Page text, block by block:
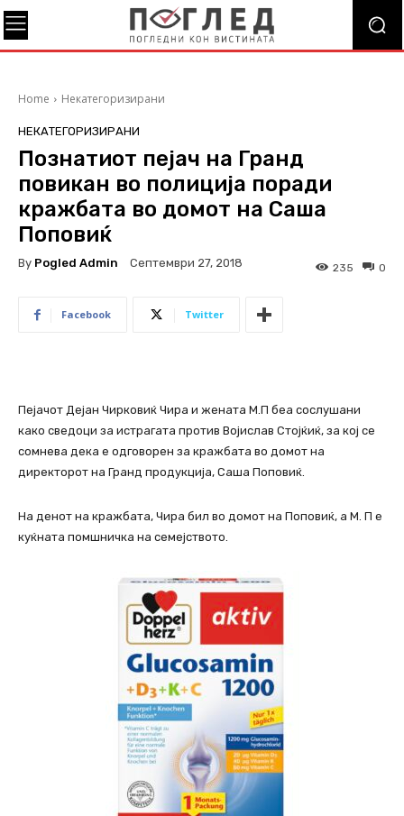
Home Некатегоризирани
НЕКАТЕГОРИЗИРАНИ
Познатиот пејач на Гранд
повикан во полиција поради
кражбата во домот на Саша
Поповиќ
By Pogled Admin Септември 27, 2018 0
235
Facebook Twitter
Пејачот Дејан Чирковиќ Чира и жената М.П беа сослушани
како сведоци за истрагата против Војислав Стојќиќ, за кој се
сомнева дека е одговорен за кражбата во домот на
директорот на Гранд продукција, Саша Поповиќ.
На денот на кражбата, Чира бил во домот на Поповиќ, а М. П е
куќната помшничка на семејството.